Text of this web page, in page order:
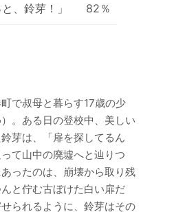
、鈴芽！」 82％
で叔母と暮らす17歳の少
。ある日の登校中、美しい
芽は、「扉を探してるん
て山中の廃墟へと辿りつ
ったのは、崩壊から取り残
と佇む古ぼけた白い扉だ
られるように、鈴芽はその